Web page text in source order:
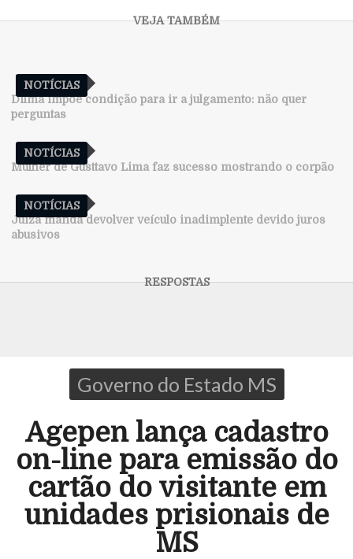
NOTÍCIAS
Dilma impõe condição para ir a julgamento: não quer
perguntas
NOTÍCIAS
Mulher de Gusttavo Lima faz sucesso mostrando o corpão
NOTÍCIAS
Juíza manda devolver veículo inadimplente devido juros
abusivos
Governo do Estado MS
Agepen lança cadastro
on-line para emissão do
cartão do visitante em
unidades prisionais de
MS